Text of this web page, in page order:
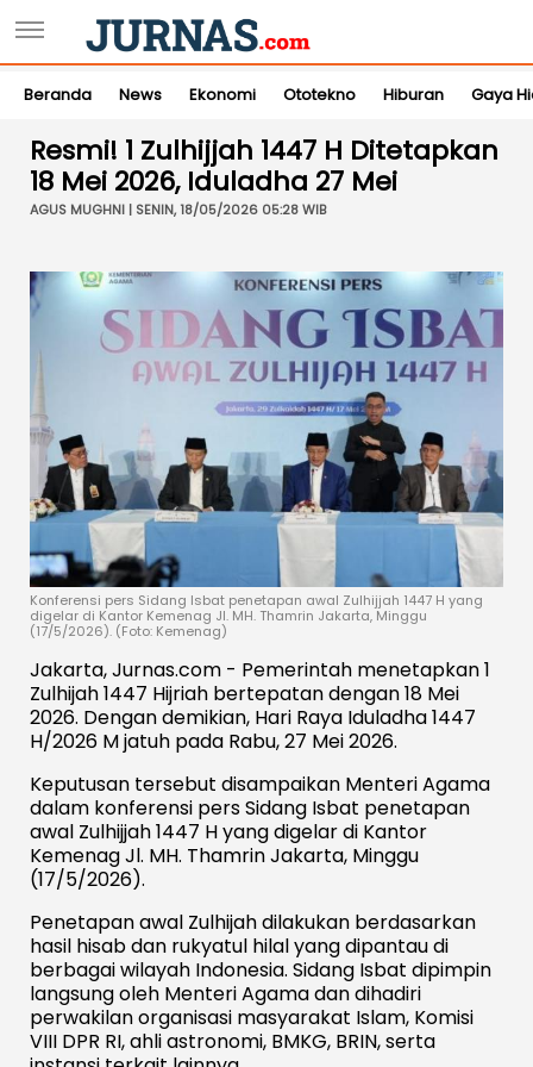
Beranda News Ekonomi Ototekno Hiburan Gaya
Resmi! 1 Zulhijjah 1447 H Ditetapkan
18 Mei 2026, Iduladha 27 Mei
AGUS MUGHNI | SENIN, 18/05/2026 05:28 WIB
Konferensi pers Sidang Isbat penetapan awal Zulhijjah 1447 H yang
digelar di Kantor Kemenag Jl. MH. Thamrin Jakarta, Minggu
(17/5/2026). (Foto: Kemenag)
Jakarta, Jurnas.com - Pemerintah menetapkan 1
Zulhijah 1447 Hijriah bertepatan dengan 18 Mei
2026. Dengan demikian, Hari Raya Iduladha 1447
H/2026 M jatuh pada Rabu, 27 Mei 2026.
Keputusan tersebut disampaikan Menteri Agama
dalam konferensi pers Sidang Isbat penetapan
awal Zulhijjah 1447 H yang digelar di Kantor
Kemenag Jl. MH. Thamrin Jakarta, Minggu
(17/5/2026).
Penetapan awal Zulhijah dilakukan berdasarkan
hasil hisab dan rukyatul hilal yang dipantau di
berbagai wilayah Indonesia. Sidang Isbat dipimpin
langsung oleh Menteri Agama dan dihadiri
perwakilan organisasi masyarakat Islam, Komisi
VIII DPR RI, ahli astronomi, BMKG, BRIN, serta